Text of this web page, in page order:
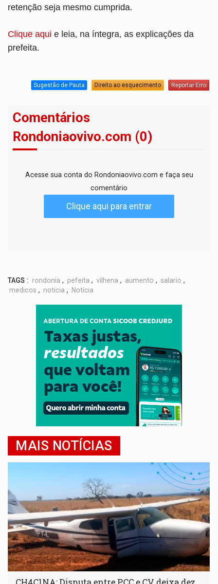
retenção seja mesmo cumprida.
Clique aqui e leia, na íntegra, as explicações da
prefeita.
Sugestão de Pauta Direito ao esquecimento Reportar Erro
Comentários
Rondoniaovivo.com (0)
Acesse sua conta do Rondoniaovivo.com e faça seu
comentário
Clique aqui para entrar
TAGS : rondonia , pefeita , vilhena , aumento , salario ,
medicos , noticia , Notícia
MAIS NOTÍCIAS